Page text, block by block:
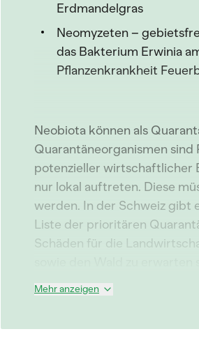
Erdmandelgras
Neomyzeten –
das Bakterium Erwinia
Pflanzenkrankheit
Neobiota können als
Quarantäneorganismen
potenzieller wirtschaftlicher
nur lokal auftreten. Diese
werden. In der Schweiz gibt
Liste der prioritären
Schäden für die
Mehr anzeigen